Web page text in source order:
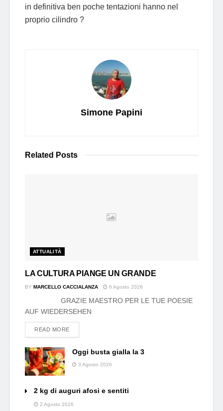
in definitiva ben poche tentazioni hanno nel
proprio cilindro ?
Simone Papini
Related Posts
ATTUALITÀ
LA CULTURA PIANGE UN GRANDE
BY MARCELLO CACCIALANZA 6 Agosto 2026
GRAZIE MAESTRO PER LE TUE POESIE
AUF WIEDERSEHEN
READ MOREDETAILS
Oggi busta gialla la 3
3 Agosto 2026
2 kg di auguri afosi e sentiti
2 Agosto 2026